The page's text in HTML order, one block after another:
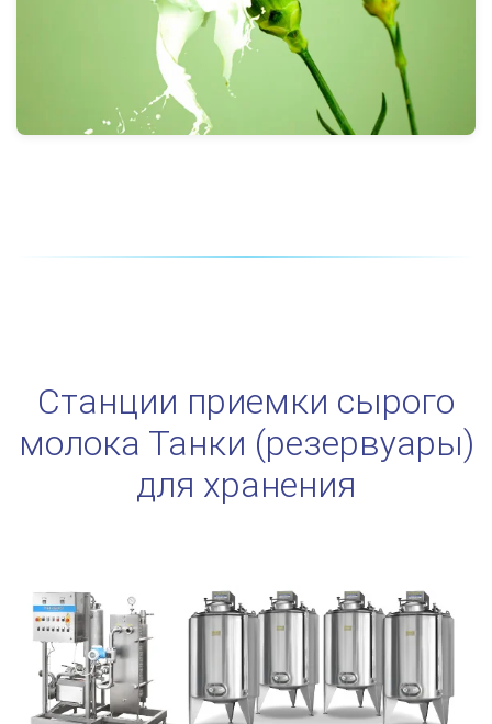
Станции приемки сырого
молока Танки (резервуары)
для хранения